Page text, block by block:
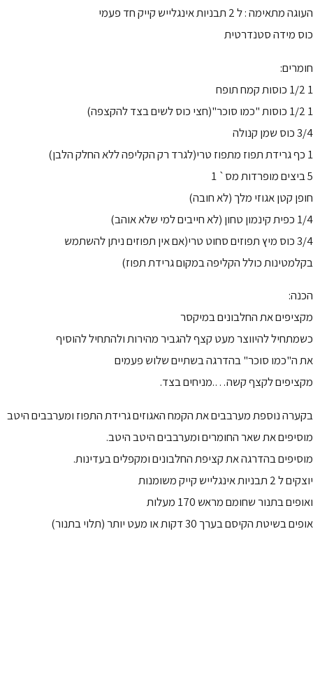
העוגה מתאימה : ל 2 תבניות אינגלייש קייק חד פעמי
כוס מידה סטנדרטית
חומרים:
1 1/2 כוסות קמח תופח
1 1/2 כוסות "כמו סוכר"(חצי כוס לשים בצד להקצפה)
3/4 כוס שמן קנולה
1 כף גרידת תפוז מתפוז טרי(לגרד רק הקליפה ללא החלק הלבן)
5 ביצים מופרדות מס` 1
חופן קטן אגוזי מלך (לא חובה)
1/4 כפית קינמון טחון (לא חייבים למי שלא אוהב)
3/4 כוס מיץ תפוזים סחוט טרי(אם אין תפוזים ניתן להשתמש
בקלמטינות כולל הקליפה במקום גרידת תפוז)
הכנה:
מקציפים את החלבונים במיקסר
כשמתחיל להיווצר מעט קצף להגביר מהירות ולהתחיל להוסיף
את ה"כמו סוכר" בהדרגה בשתיים שלוש פעמים
מקציפים לקצף קשה….מניחים בצד.
בקערה נוספת מערבבים את הקמח האגוזים גרידת התפוז ומערבבים היטב
מוסיפים את שאר החומרים ומערבבים היטב היטב.
מוסיפים בהדרגה את קציפת החלבונים ומקפלים בעדינות.
יוצקים ל 2 תבניות אינגלייש קייק משומנות
ואופים בתנור שחומם מראש 170 מעלות
אופים בשיטת הקיסם בערך 30 דקות או מעט יותר (תלוי בתנור)